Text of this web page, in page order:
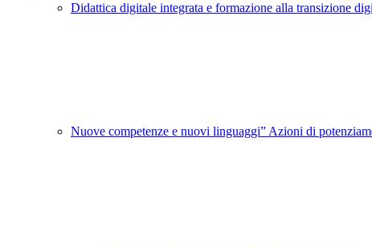
Didattica digitale integrata e formazione alla transizione
Nuove competenze e nuovi linguaggi” Azioni di